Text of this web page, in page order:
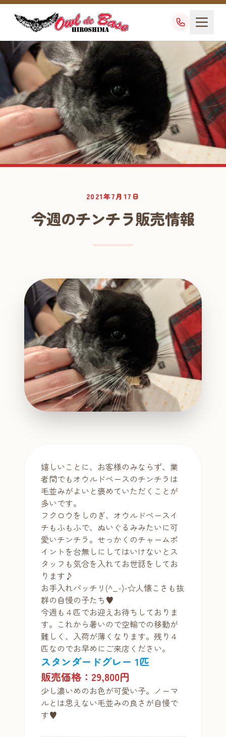
2021年7月17日
今週のチンチラ販売情報
嬉しいことに、お客様のみならず、業
者間でもオウルドベースのチンチラは
毛並みがよいと褒めていただくことが
多いです。
フクロウをしのぎ、オウルドベースイ
チもふもふで、ぬいぐるみみたいに可
愛いチンチラ。せっかくのチャームポ
イントを台無しにしてはいけないとス
タッフも気合を入れてお世話をしてお
ります♪
お手入れバッチリ(^_-)-☆人懐こさも抜
群の自慢の子たち♥
今週も４匹でお迎えお待ちしておりま
す。これから暑いので空輸での移動が
難しく、入荷が薄くなります。残り４
匹なのでお早めにご来店ください。
スタンダードグレー 1匹
販売価格：29,800円
少し濃いめのお色が可愛い子。ノーマ
ルとは思えない毛並みの良さが自慢で
す♥